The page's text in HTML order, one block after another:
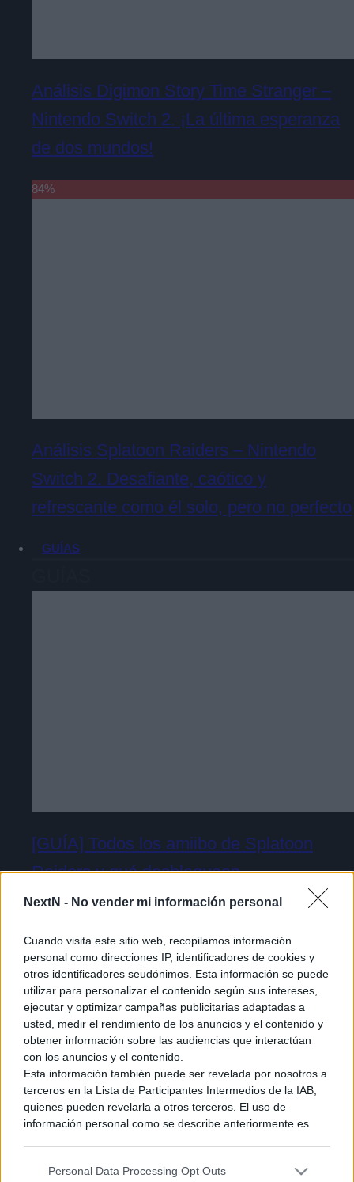
NextN - No vender mi información personal
Cuando visita este sitio web, recopilamos información
personal como direcciones IP, identificadores de cookies y
otros identificadores seudónimos. Esta información se puede
utilizar para personalizar el contenido según sus intereses,
ejecutar y optimizar campañas publicitarias adaptadas a
usted, medir el rendimiento de los anuncios y el contenido y
obtener información sobre las audiencias que interactúan
con los anuncios y el contenido.
Esta información también puede ser revelada por nosotros a
terceros en la Lista de Participantes Intermedios de la IAB,
quienes pueden revelarla a otros terceros. El uso de
información personal como se describe anteriormente es
generamos contenido relevante para nuestra audiencia.
Personal Data Processing Opt Outs
Análisis Digimon Story Time Stranger –
Nintendo Switch 2. ¡La última esperanza
de dos mundos!
84%
Análisis Splatoon Raiders – Nintendo
Switch 2. Desafiante, caótico y
refrescante como él solo, pero no perfecto
GUÍAS
[GUÍA] Todos los amiibo de Splatoon
Raiders y qué desbloquean